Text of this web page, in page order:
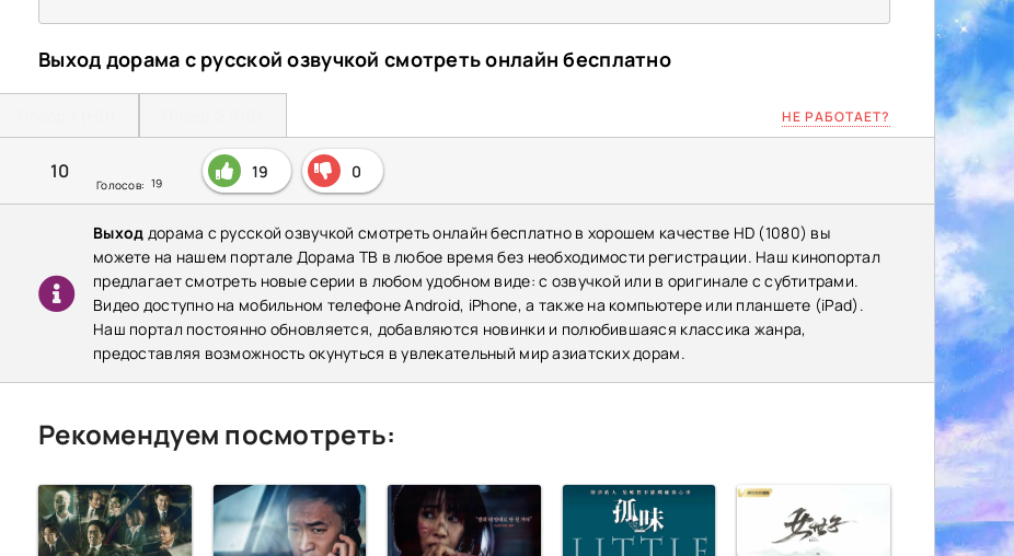
Выход дорама с русской озвучкой смотреть онлайн бесплатно
НЕ РАБОТАЕТ?
10
Голосов: 19
19 0
Выход дорама с русской озвучкой смотреть онлайн бесплатно в хорошем качестве HD (1080) вы
можете на нашем портале Дорама ТВ в любое время без необходимости регистрации. Наш кинопортал
предлагает смотреть новые серии в любом удобном виде: с озвучкой или в оригинале с субтитрами.
Видео доступно на мобильном телефоне Android, iPhone, а также на компьютере или планшете (iPad).
Наш портал постоянно обновляется, добавляются новинки и полюбившаяся классика жанра,
предоставляя возможность окунуться в увлекательный мир азиатских дорам.
Рекомендуем посмотреть: